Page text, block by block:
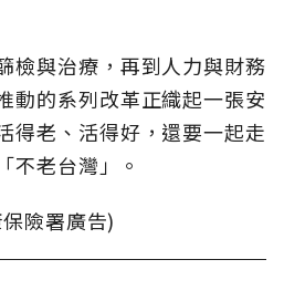
檢與治療，再到人力與財務
動的系列改革正織起一張安
得老、活得好，還要一起走
不老台灣」。
險署廣告)